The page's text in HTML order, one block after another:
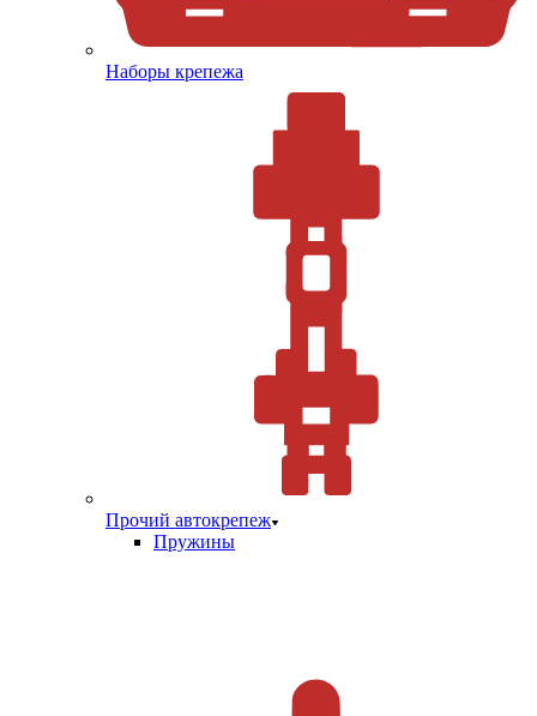
Наборы крепежа
Прочий автокрепеж
Пружины